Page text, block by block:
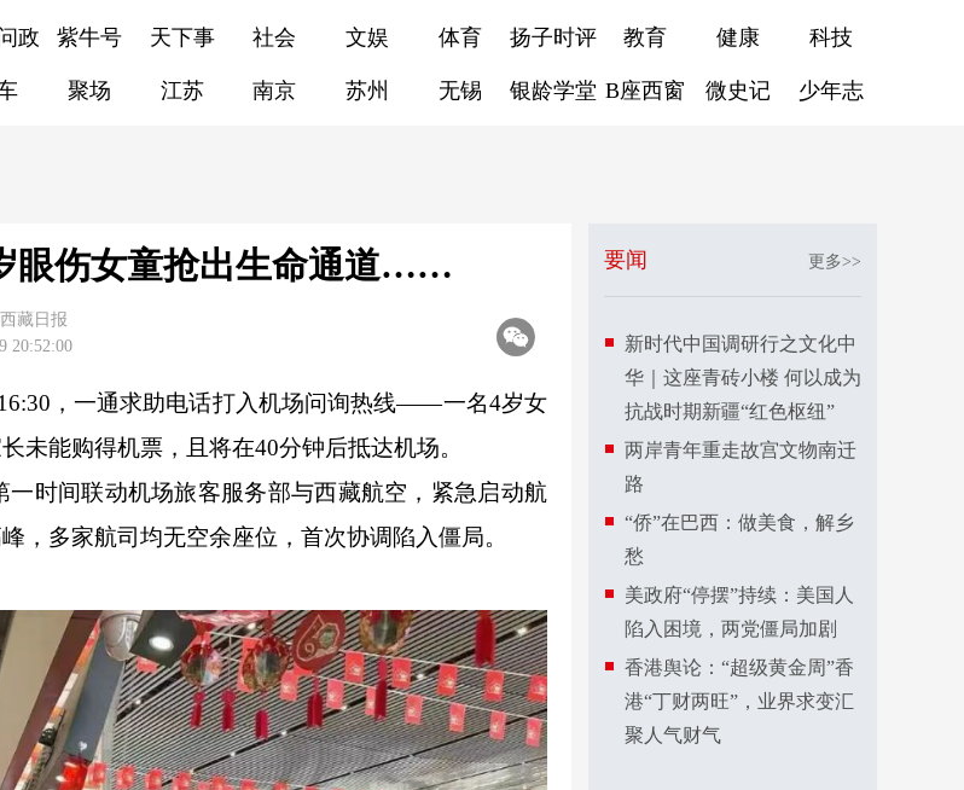
政 紫牛号 天下事 社会 文娱 体育 扬子时评 教育 健康 科技
聚场 江苏 南京 苏州 无锡 银龄学堂 B座西窗 微史记 少年志
眼伤女童抢出生命通道……
西藏日报
20:52:00
，一通求助电话打入机场问询热线——一名4岁女
未能购得机票，且将在40分钟后抵达机场。
时间联动机场旅客服务部与西藏航空，紧急启动航
，多家航司均无空余座位，首次协调陷入僵局。
要闻 更多>>
新时代中国调研行之文化中
华｜这座青砖小楼 何以成为
抗战时期新疆“红色枢纽”
两岸青年重走故宫文物南迁
路
“侨”在巴西：做美食，解乡
愁
美政府“停摆”持续：美国人
陷入困境，两党僵局加剧
香港舆论：“超级黄金周”香
港“丁财两旺”，业界求变汇
聚人气财气